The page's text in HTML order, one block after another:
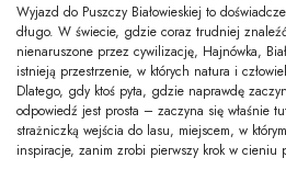
Wyjazd do Puszczy Białowieskiej to
długo. W świecie, gdzie coraz trudniej
nienaruszone przez cywilizację, Hajnówka,
istnieją przestrzenie, w których natura i
Dlatego, gdy ktoś pyta, gdzie naprawdę
odpowiedź jest prosta – zaczyna się właśnie
strażniczką wejścia do lasu, miejscem, w
inspiracje, zanim zrobi pierwszy krok w cieniu